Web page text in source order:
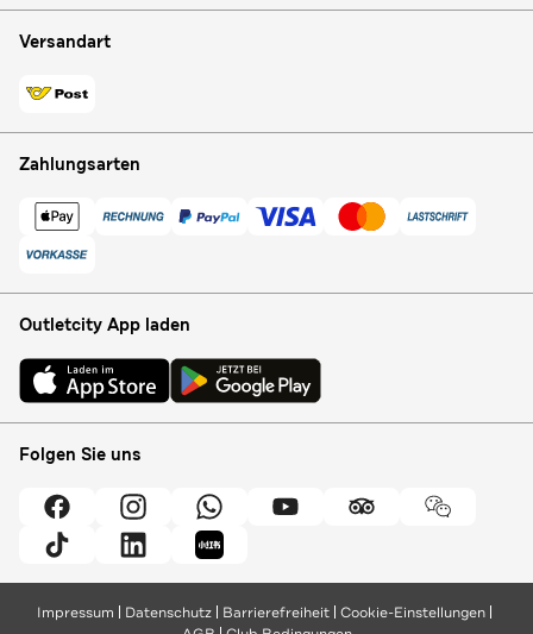
Versandart
Zahlungsarten
Outletcity App laden
Folgen Sie uns
Impressum Datenschutz Barrierefreiheit Cookie-Einstellungen